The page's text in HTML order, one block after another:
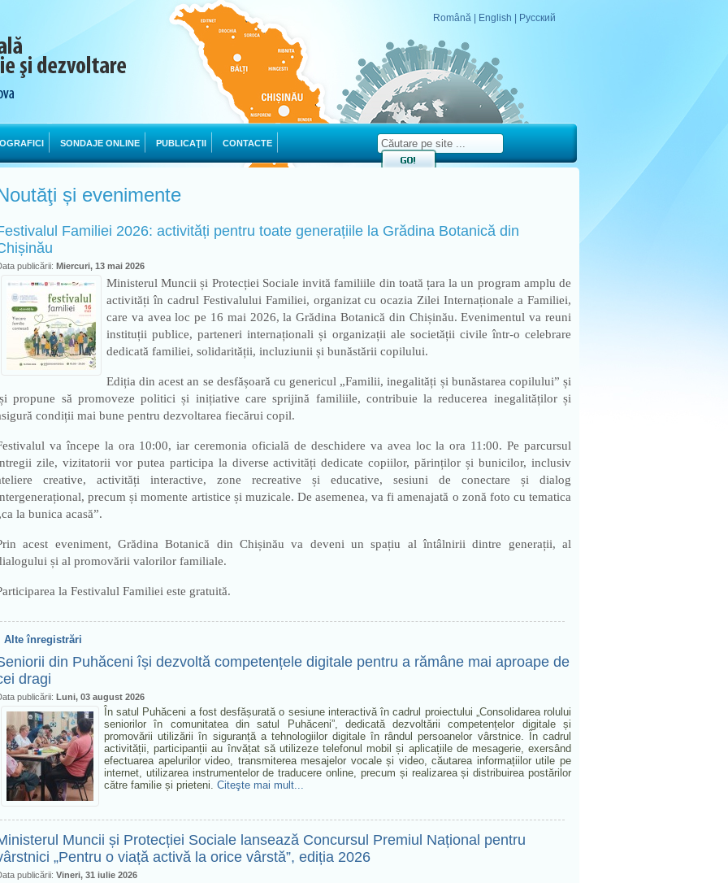
Română English Русский
SONDAJE ONLINE PUBLICAŢII CONTACTE
și evenimente
Familiei 2026: activități pentru toate generațiile la Grădina Botanică din
publicării: Miercuri, 13 mai 2026
Ministerul Muncii și Protecției Sociale invită familiile din toată țara la un program amplu de
activități în cadrul Festivalului Familiei, organizat cu ocazia Zilei Internaționale a Familiei,
care va avea loc pe 16 mai 2026, la Grădina Botanică din Chișinău. Evenimentul va reuni
instituții publice, parteneri internaționali și organizații ale societății civile într-o celebrare
dedicată familiei, solidarității, incluziunii și bunăstării copilului.
Ediția din acest an se desfășoară cu genericul „Familii, inegalități și bunăstarea copilului” și
propune să promoveze politici și inițiative care sprijină familiile, contribuie la reducerea inegalităților și
condiții mai bune pentru dezvoltarea fiecărui copil.
va începe la ora 10:00, iar ceremonia oficială de deschidere va avea loc la ora 11:00. Pe parcursul
zile, vizitatorii vor putea participa la diverse activități dedicate copiilor, părinților și bunicilor, inclusiv
creative, activități interactive, zone recreative și educative, sesiuni de conectare și dialog
precum și momente artistice și muzicale. De asemenea, va fi amenajată o zonă foto cu tematica
la bunica acasă”.
acest eveniment, Grădina Botanică din Chișinău va deveni un spațiu al întâlnirii dintre generații, al
și al promovării valorilor familiale.
la Festivalul Familiei este gratuită.
Alte înregistrări
din Puhăceni își dezvoltă competențele digitale pentru a rămâne mai aproape de
dragi
publicării: Luni, 03 august 2026
În satul Puhăceni a fost desfășurată o sesiune interactivă în cadrul proiectului „Consolidarea rolului
seniorilor în comunitatea din satul Puhăceni”, dedicată dezvoltării competențelor digitale și
promovării utilizării în siguranță a tehnologiilor digitale în rândul persoanelor vârstnice. În cadrul
activității, participanții au învățat să utilizeze telefonul mobil și aplicațiile de mesagerie, exersând
efectuarea apelurilor video, transmiterea mesajelor vocale și video, căutarea informațiilor utile pe
internet, utilizarea instrumentelor de traducere online, precum și realizarea și distribuirea postărilor
către familie și prieteni. Citeşte mai mult...
Muncii și Protecției Sociale lansează Concursul Premiul Național pentru
„Pentru o viață activă la orice vârstă”, ediția 2026
publicării: Vineri, 31 iulie 2026